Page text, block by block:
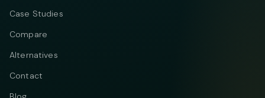
Case Studies
Compare
Alternatives
Contact